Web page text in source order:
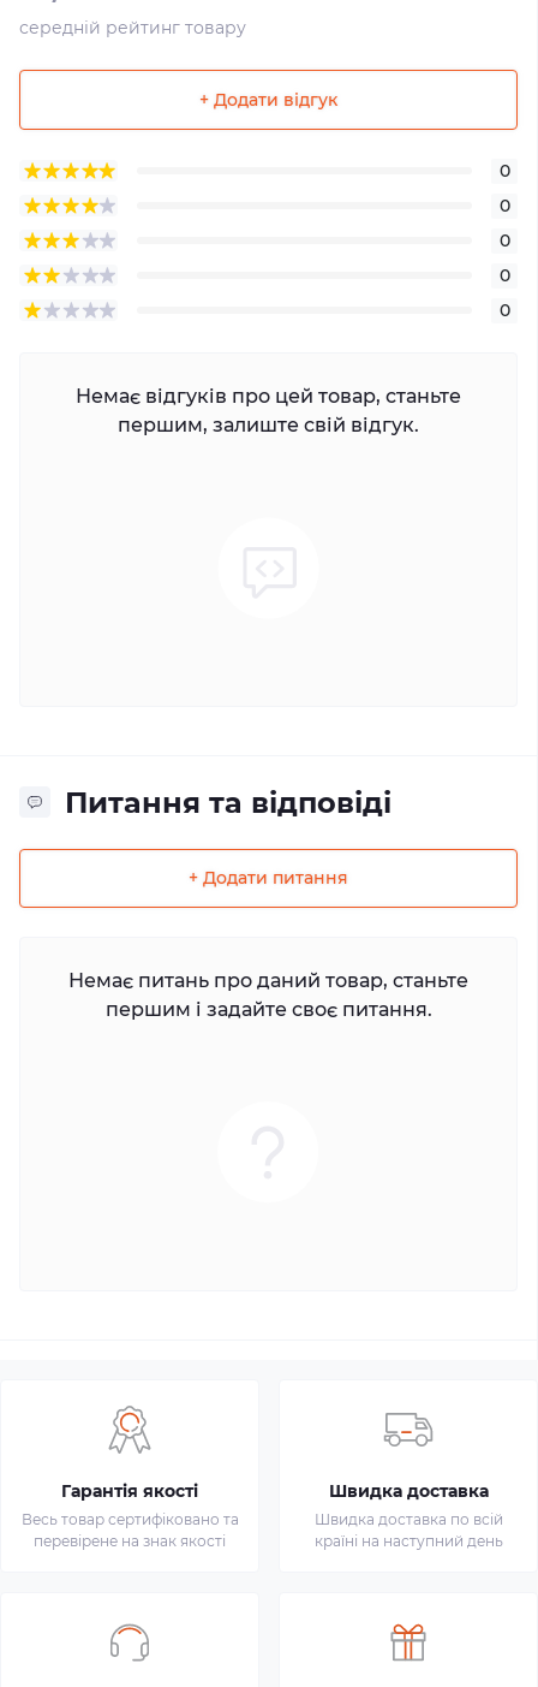
середній рейтинг товару
+ Додати відгук
0
0
0
0
0
Немає відгуків про цей товар, станьте
першим, залиште свій відгук.
Питання та відповіді
+ Додати питання
Немає питань про даний товар, станьте
першим і задайте своє питання.
Гарантія якості
Весь товар сертифіковано та
перевірене на знак якості
Швидка доставка
Швидка доставка по всій
країні на наступний день